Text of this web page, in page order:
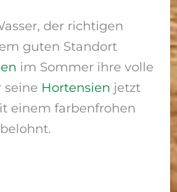
der richtigen
guten Standort
im Sommer ihre volle
seine Hortensien jetzt
einem farbenfrohen